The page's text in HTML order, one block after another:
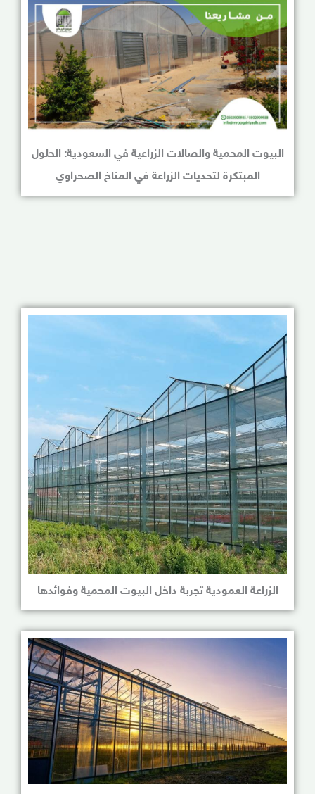
البيوت المحمية والصالات الزراعية في السعودية: الحلول
المبتكرة لتحديات الزراعة في المناخ الصحراوي
الزراعة العمودية تجربة داخل البيوت المحمية وفوائدها